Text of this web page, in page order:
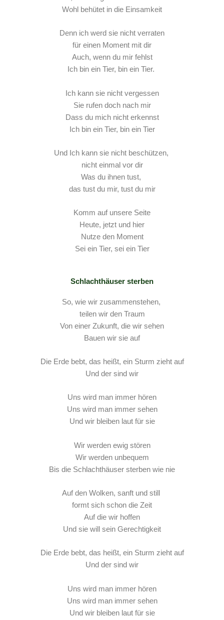
Wohl behütet in die Einsamkeit
Denn ich werd sie nicht verraten
für einen Moment mit dir
Auch, wenn du mir fehlst
Ich bin ein Tier, bin ein Tier.
Ich kann sie nicht vergessen
Sie rufen doch nach mir
Dass du mich nicht erkennst
Ich bin ein Tier, bin ein Tier
Und Ich kann sie nicht beschützen,
nicht einmal vor dir
Was du ihnen tust,
das tust du mir, tust du mir
Komm auf unsere Seite
Heute, jetzt und hier
Nutze den Moment
Sei ein Tier, sei ein Tier
Schlachthäuser sterben
So, wie wir zusammenstehen,
teilen wir den Traum
Von einer Zukunft, die wir sehen
Bauen wir sie auf
Die Erde bebt, das heißt, ein Sturm zieht auf
Und der sind wir
Uns wird man immer hören
Uns wird man immer sehen
Und wir bleiben laut für sie
Wir werden ewig stören
Wir werden unbequem
Bis die Schlachthäuser sterben wie nie
Auf den Wolken, sanft und still
formt sich schon die Zeit
Auf die wir hoffen
Und sie will sein Gerechtigkeit
Die Erde bebt, das heißt, ein Sturm zieht auf
Und der sind wir
Uns wird man immer hören
Uns wird man immer sehen
Und wir bleiben laut für sie